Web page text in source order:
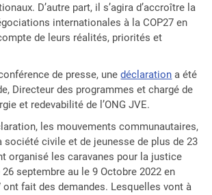
D’autre part, il s’agira d’accroître la
internationales à la COP27 en
de leurs réalités, priorités et
de presse, unedéclaration a été
Directeur des programmes et chargé de
et redevabilité de l’ONG JVE.
les mouvements communautaires,
société civile et de jeunesse de plus de 23
organisé les caravanes pour la justice
septembre au le 9 Octobre 2022 en
ont fait des demandes. Lesquelles vont à